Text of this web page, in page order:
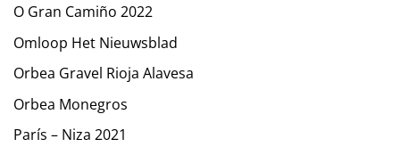
O Gran Camiño 2022
Omloop Het Nieuwsblad
Orbea Gravel Rioja Alavesa
Orbea Monegros
París – Niza 2021